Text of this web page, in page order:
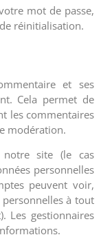
mot de passe,
réinitialisation.
et ses
Cela permet de
les commentaires
modération.
notre site (le cas
personnelles
peuvent voir,
à tout
Les gestionnaires